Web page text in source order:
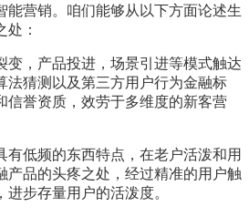
能营销。咱们能够从以下方面论述生
处：
变，产品投进，场景引进等模式触达
法猜测以及第三方用户行为金融标
信誉资质，效劳于多维度的新客营
有低频的东西特点，在老户活泼和用
产品的头疼之处，经过精准的用户触
步存量用户的活泼度。